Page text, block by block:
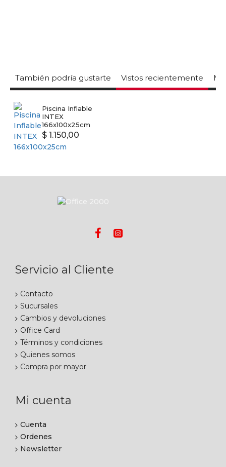
También podría gustarte Vistos recientemente
Piscina Inflable
INTEX
166x100x25cm
$ 1.150,00
Servicio al Cliente
Contacto
Sucursales
Cambios y devoluciones
Office Card
Términos y condiciones
Quienes somos
Compra por mayor
Mi cuenta
Cuenta
Ordenes
Newsletter